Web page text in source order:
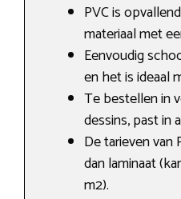
PVC is
materiaal met
Eenvoudig
en het is ideaal
Te bestellen in
dessins, past in
De tarieven van
dan laminaat
m2).